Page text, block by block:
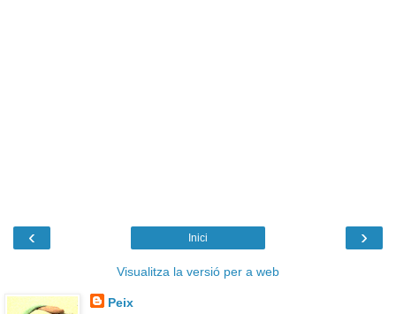
‹ ›
Inici
Visualitza la versió per a web
Peix